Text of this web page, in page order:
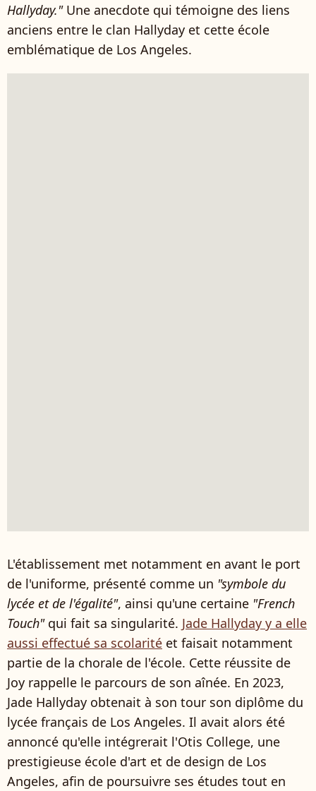
Hallyday."Une anecdote qui témoigne des liens
anciens entre le clan Hallyday et cette école
emblématique de Los Angeles.
L'établissement met notamment en avant le port
de l'uniforme, présenté comme un "symbole du
lycée et de l'égalité", ainsi qu'une certaine "French
Touch"qui fait sa singularité. Jade Hallyday y a elle
aussi effectué sa scolarité et faisait notamment
partie de la chorale de l'école. Cette réussite de
Joy rappelle le parcours de son aînée. En 2023,
Jade Hallyday obtenait à son tour son diplôme du
lycée français de Los Angeles. Il avait alors été
annoncé qu'elle intégrerait l'Otis College, une
prestigieuse école d'art et de design de Los
Angeles, afin de poursuivre ses études tout en